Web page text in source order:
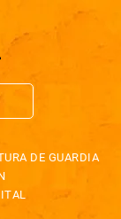
DE GUARDIA